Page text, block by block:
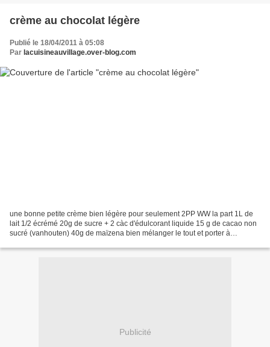
crème au chocolat légère
Publié le 18/04/2011 à 05:08
Par lacuisineauvillage.over-blog.com
une bonne petite crème bien légère pour seulement 2PP WW la part 1L de
lait 1/2 écrémé 20g de sucre + 2 càc d'édulcorant liquide 15 g de cacao non
sucré (vanhouten) 40g de maïzena bien mélanger le tout et porter à
Publicité